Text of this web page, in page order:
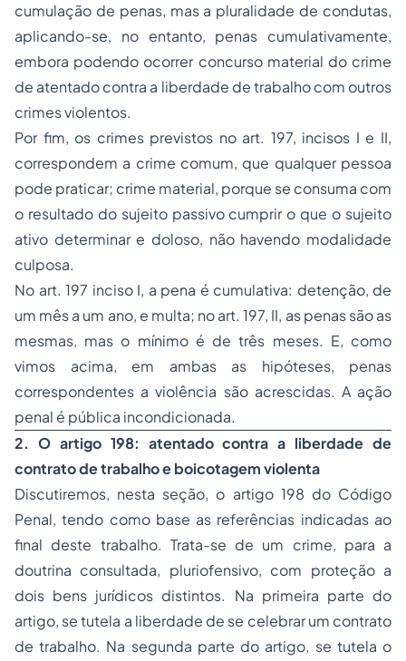
cumulação de penas, mas a pluralidade de condutas,
aplicando-se, no entanto, penas cumulativamente,
embora podendo ocorrer concurso material do crime
de atentado contra a liberdade de trabalho com outros
crimes violentos.
Por fim, os crimes previstos no art. 197, incisos I e II,
correspondem a crime comum, que qualquer pessoa
pode praticar; crime material, porque se consuma com
o resultado do sujeito passivo cumprir o que o sujeito
ativo determinar e doloso, não havendo modalidade
culposa.
No art. 197 inciso I, a pena é cumulativa: detenção, de
um mês a um ano, e multa; no art. 197, II, as penas são as
mesmas, mas o mínimo é de três meses. E, como
vimos acima, em ambas as hipóteses, penas
correspondentes a violência são acrescidas. A ação
penal é pública incondicionada.
2. O artigo 198: atentado contra a liberdade de
contrato de trabalho e boicotagem violenta
Discutiremos, nesta seção, o artigo 198 do Código
Penal, tendo como base as referências indicadas ao
final deste trabalho. Trata-se de um crime, para a
doutrina consultada, pluriofensivo, com proteção a
dois bens jurídicos distintos. Na primeira parte do
artigo, se tutela a liberdade de se celebrar um contrato
de trabalho. Na segunda parte do artigo, se tutela o